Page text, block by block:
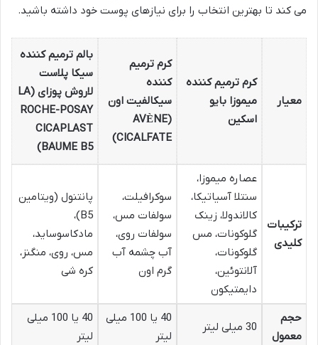
می کند تا بهترین انتخاب را برای نیازهای پوست خود داشته باشید.
معیار
کرم ترمیم کننده
میموزا بایو
اسکین
کرم ترمیم
کننده
سیکالفیت اون
(AVÈNE
CICALFATE)
بالم ترمیم کننده
سیکا پلاست
لاروش پوزای (LA
ROCHE-POSAY
CICAPLAST
BAUME B5)
ترکیبات
کلیدی
عصاره میموزا،
سنتلا آسیاتیکا،
کالاندولا، زینک
گلوکونات، مس
گلوکونات،
آلانتوئین،
دایمتیکون
سوکرافیلت،
سولفات مس،
سولفات روی،
آب چشمه آب
گرم اون
پانتنول (ویتامین
B5)،
مادکاسوساید،
مس، روی، منگنز،
کره شی
حجم
معمول
30 میلی لیتر
40 یا 100 میلی
لیتر
40 یا 100 میلی
لیتر